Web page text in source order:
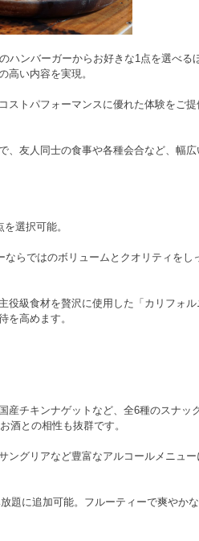
ハンバーガーからお好きな1点を選べる
高い内容を実現。
ストパフォーマンスに優れた体験をご提
、友人同士の食事や各種会合など、幅広
選択可能。
ならではのボリュームとクオリティをし
役級食材を贅沢に使用した「カリフォ
を高めます。
産チキンナゲットなど、全6種のスナッ
酒との相性も抜群です。
グリアなど豊富なアルコールメニュー
題に追加可能。フルーティーで爽やか